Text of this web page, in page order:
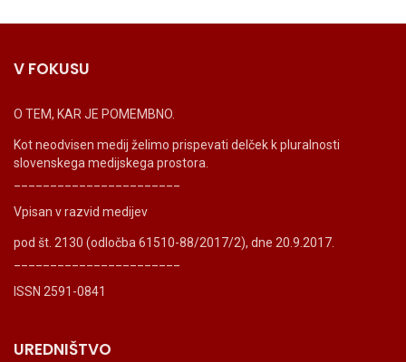
V FOKUSU
O TEM, KAR JE POMEMBNO.
Kot neodvisen medij želimo prispevati delček k pluralnosti
slovenskega medijskega prostora.
Vpisan v razvid medijev
pod št. 2130 (odločba 61510-88/2017/2), dne 20.9.2017.
ISSN 2591-0841
UREDNIŠTVO